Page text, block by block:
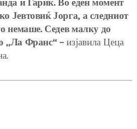
и Гариќ. Во еден момент
Јевтовиќ Јорга, а следниот
немаше. Седев малку до
„Ла Франс“ –изјавила Цеца